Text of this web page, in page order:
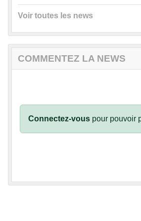
Voir toutes les news
COMMENTEZ LA NEWS
Connectez-vous pour pouvoir